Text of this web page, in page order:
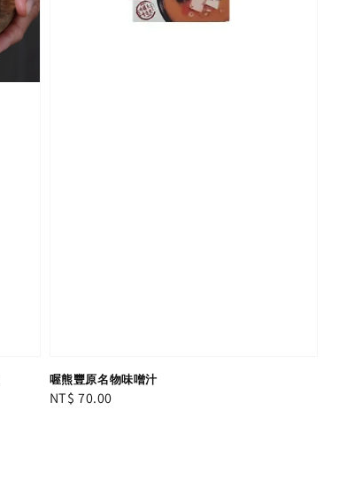
喔熊豐原名物味噌汁
Regular
NT$ 70.00